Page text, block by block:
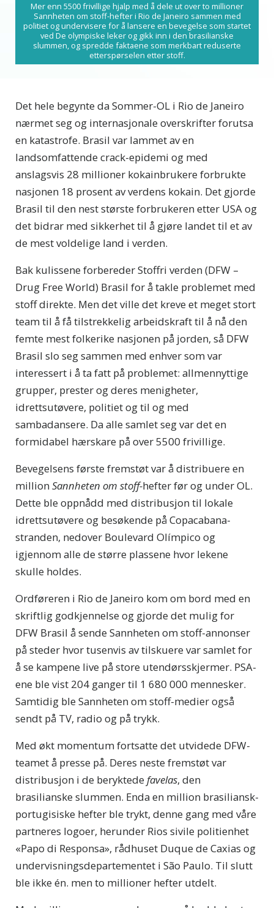
Mer enn 5500 frivillige hjalp med å dele ut over to millioner
Sannheten om stoff-hefter i Rio de Janeiro sammen med
politiet og undervisere for å lansere en bevegelse som startet
ved De olympiske leker og gikk inn i den brasilianske
slummen, og spredde faktaene som merkbart reduserte
etterspørselen etter stoff.
Det hele begynte da Sommer-OL i Rio de Janeiro
nærmet seg og internasjonale overskrifter forutsa
en katastrofe. Brasil var lammet av en
landsomfattende crack-epidemi og med
anslagsvis 28 millioner kokainbrukere forbrukte
nasjonen 18 prosent av verdens kokain. Det gjorde
Brasil til den nest største forbrukeren etter USA og
det bidrar med sikkerhet til å gjøre landet til et av
de mest voldelige land i verden.
Bak kulissene forbereder Stoffri verden (DFW –
Drug Free World) Brasil for å takle problemet med
stoff direkte. Men det ville det kreve et meget stort
team til å få tilstrekkelig arbeidskraft til å nå den
femte mest folkerike nasjonen på jorden, så DFW
Brasil slo seg sammen med enhver som var
interessert i å ta fatt på problemet: allmennyttige
grupper, prester og deres menigheter,
idrettsutøvere, politiet og til og med
sambadansere. Da alle samlet seg var det en
formidabel hærskare på over 5500 frivillige.
Bevegelsens første fremstøt var å distribuere en
millionSannheten om stoff-hefter før og under OL.
Dette ble oppnådd med distribusjon til lokale
idrettsutøvere og besøkende på Copacabana-
stranden, nedover Boulevard Olímpico og
igjennom alle de større plassene hvor lekene
skulle holdes.
Ordføreren i Rio de Janeiro kom om bord med en
skriftlig godkjennelse og gjorde det mulig for
DFW Brasil å sende Sannheten om stoff-annonser
på steder hvor tusenvis av tilskuere var samlet for
å se kampene live på store utendørsskjermer. PSA-
ene ble vist 204 ganger til 1 680 000 mennesker.
Samtidig ble Sannheten om stoff-medier også
sendt på TV, radio og på trykk.
Med økt momentum fortsatte det utvidede DFW-
teamet å presse på. Deres neste fremstøt var
distribusjon i de beryktede favelas, den
brasilianske slummen. Enda en million brasiliansk-
portugisiske hefter ble trykt, denne gang med våre
partneres logoer, herunder Rios sivile politienhet
«Papo di Responsa», rådhuset Duque de Caxias og
undervisningsdepartementet i São Paulo. Til slutt
ble ikke én. men to millioner hefter utdelt.